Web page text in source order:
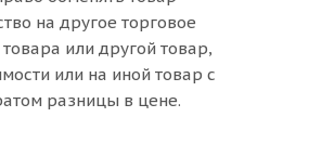
на другое торговое
или другой товар,
или на иной товар с
разницы в цене.